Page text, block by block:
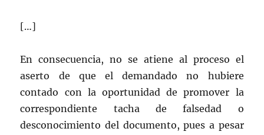
[…]
En consecuencia, no se atiene al proceso el
aserto de que el demandado no hubiere
contado con la oportunidad de promover la
correspondiente tacha de falsedad o
desconocimiento del documento, pues a pesar